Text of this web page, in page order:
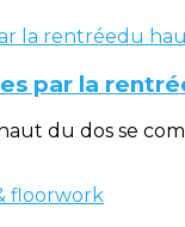
par la
du dos se